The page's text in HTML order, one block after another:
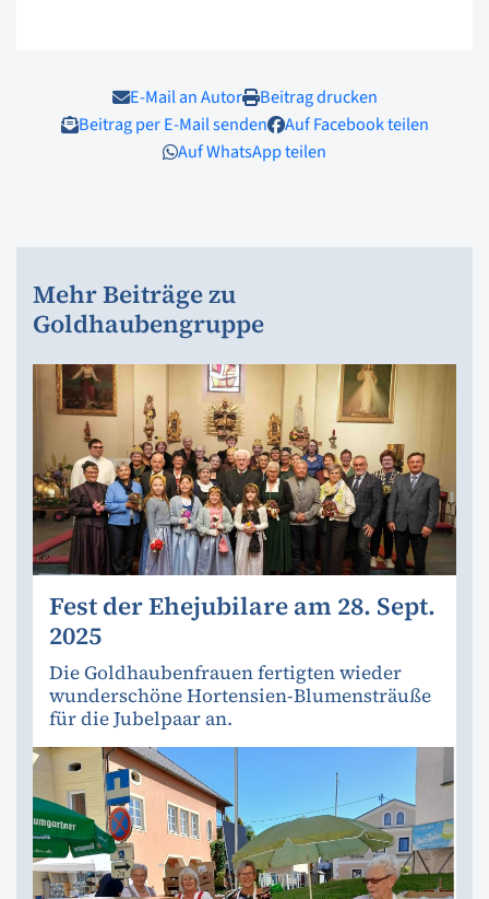
E-Mail an Autor
Beitrag drucken
Beitrag per E-Mail senden
Auf Facebook teilen
Auf WhatsApp teilen
Mehr Beiträge zu
Goldhaubengruppe
Fest der Ehejubilare am 28. Sept.
2025
Die Goldhaubenfrauen fertigten wieder
wunderschöne Hortensien-Blumensträuße
für die Jubelpaar an.